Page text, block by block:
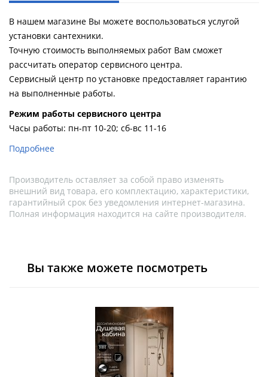
В нашем магазине Вы можете воспользоваться услугой
установки сантехники.
Точную стоимость выполняемых работ Вам сможет
рассчитать оператор сервисного центра.
Сервисный центр по установке предоставляет гарантию
на выполненные работы.
Pежим работы сервисного центра
Часы работы: пн-пт 10-20; сб-вс 11-16
Подробнее
Производитель оставляет за собой право изменять
внешний вид товара, его комплектацию, характеристики,
гарантийный срок без уведомления интернет-магазина.
Полная информация находится на сайте производителя.
Вы также можете посмотреть